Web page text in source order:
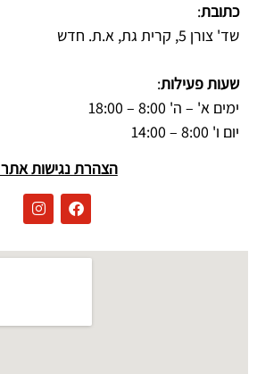
כתובת:
שד' צורן 5, קרית גת, א.ת. חדש
שעות פעילות:
ימים א' – ה' 8:00 – 18:00
יום ו' 8:00 – 14:00
הצהרת נגישות אתר